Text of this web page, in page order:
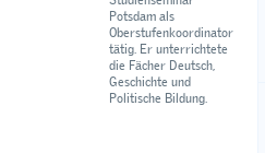
Potsdam als
Oberstufenkoordinator
tätig. Er unterrichtete
die Fächer Deutsch,
Geschichte und
Politische Bildung.